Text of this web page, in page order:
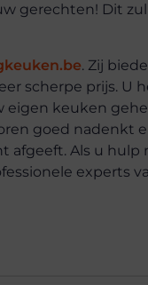
gerechten! Dit
. Zij
scherpe prijs. U
eigen keuken
goed nadenkt
afgeeft. Als u hulp
experts